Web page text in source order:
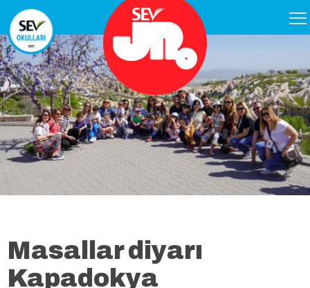
Masallar diyarı
Kapadokya